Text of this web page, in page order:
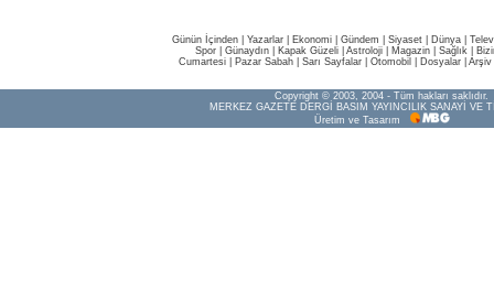
Günün İçinden Yazarlar Ekonomi Gündem Siyaset Dünya |
Spor
Günaydın Kapak Güzeli Astroloji Magazin Sağlık
Cumartesi
Pazar Sabah Sarı Sayfalar Otomobil Dosyalar Arşiv
Copyright © 2003, 2004 - Tüm hakları saklıdır.
MERKEZ GAZETE DERGİ BASIM YAYINCILIK SANAYİ VE
Üretim ve Tasarım